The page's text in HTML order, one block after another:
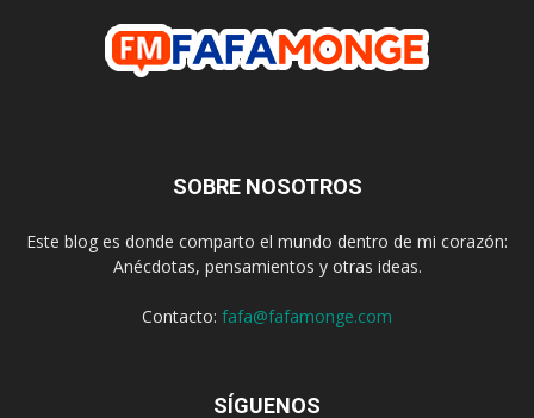
SOBRE NOSOTROS
Este blog es donde comparto el mundo dentro de mi corazón:
Anécdotas, pensamientos y otras ideas.
Contacto: fafa@fafamonge.com
SÍGUENOS